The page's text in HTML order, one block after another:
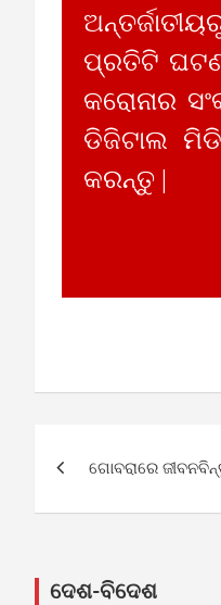
ପ୍ରତିଟି
କରୋନାର
ଡିଜିଟାଲ
କରନ୍ତୁ |
ଗୋବରାରେ
ଦେଶ-ବିଦେଶ